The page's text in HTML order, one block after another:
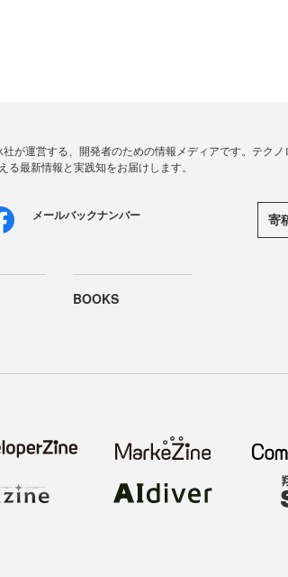
が運営する、開発者のための情報メディアです。テク
最新情報と実践知をお届けします。
メールバックナンバー 寄
BOOKS